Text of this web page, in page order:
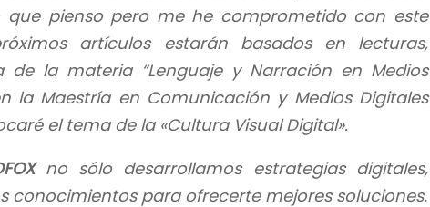
pienso pero me he comprometido con este
artículos estarán basados en lecturas,
de la materia “Lenguaje y Narración en Medios
la Maestría en Comunicación y Medios Digitales
el tema de la «Cultura Visual Digital».
no sólo desarrollamos estrategias digitales,
conocimientos para ofrecerte mejores soluciones.